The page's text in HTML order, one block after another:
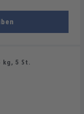
kg, 5 St.